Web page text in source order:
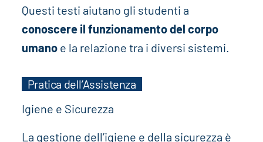
Questi testi aiutano gli studenti a
conoscere il funzionamento del corpo
umanoe la relazione tra i diversi sistemi.
Pratica dell’Assistenza
Igiene e Sicurezza
La gestione dell’igiene e della sicurezza è